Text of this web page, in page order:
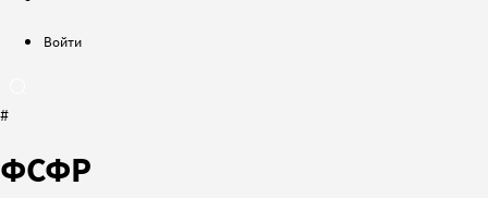
Войти
#
ФСФР